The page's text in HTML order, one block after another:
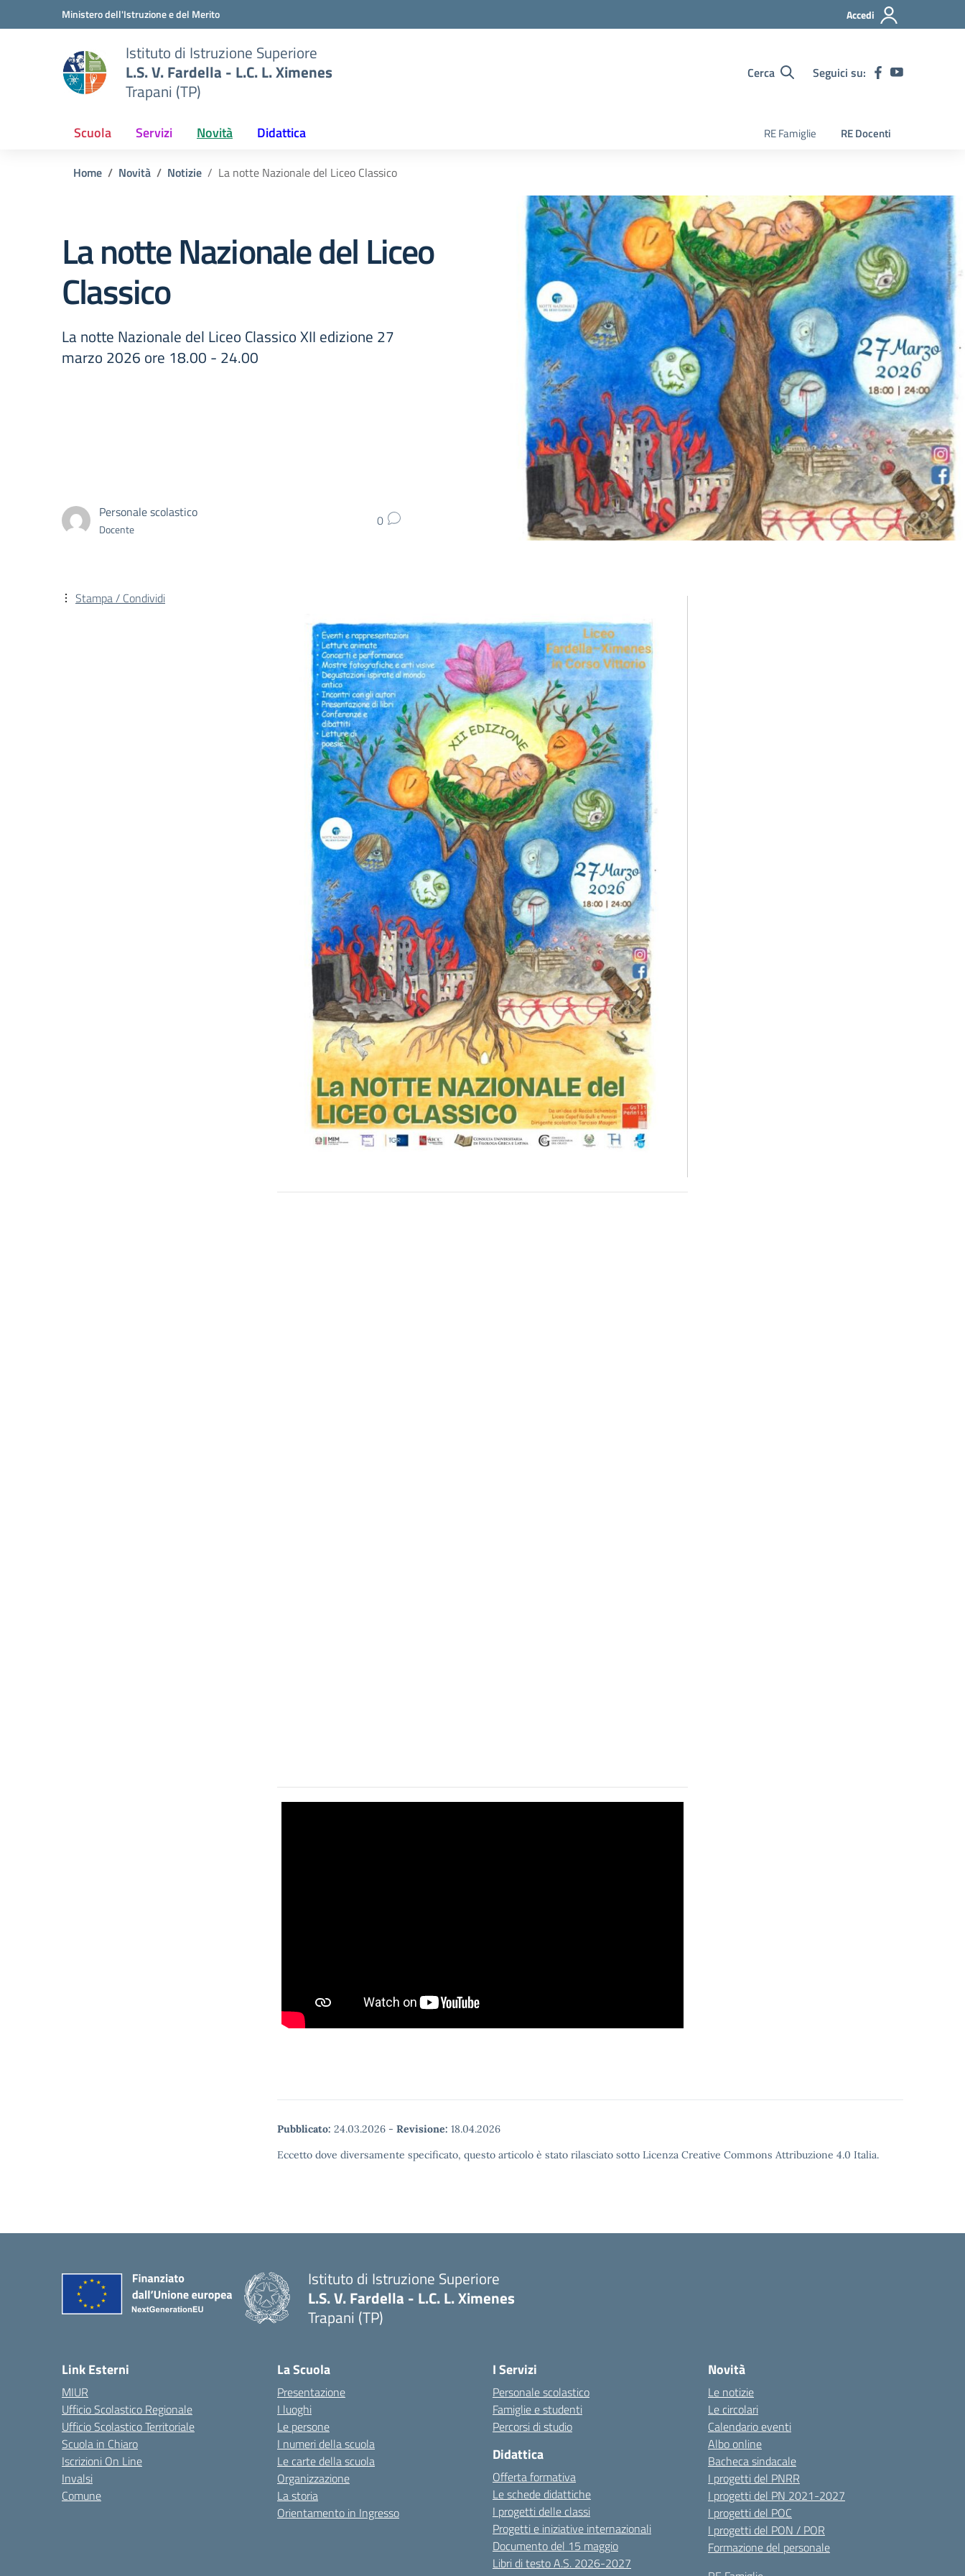
Vai ai contenuti
Vai al menu di navigazioneMinistero dell'Istruzione e del Merito Accedi
Istituto di Istruzione Superiore
L.S. V. Fardella - L.C. L. Ximenes
Trapani (TP)
Cerca Seguici su:
Scuola Servizi Novità Didattica RE Famiglie RE Docenti
Home Novità Notizie La notte Nazionale del Liceo Classico
La notte Nazionale del Liceo
Classico
La notte Nazionale del Liceo Classico XII edizione 27
marzo 2026 ore 18.00 - 24.00
Personale scolastico
Docente 0
Pubblicato: 24.03.2026 - Revisione: 18.04.2026
Eccetto dove diversamente specificato, questo articolo è stato rilasciato sotto Licenza Creative Commons Attribuzione 4.0 Italia.
Stampa / Condividi
Istituto di Istruzione Superiore
L.S. V. Fardella - L.C. L. Ximenes
Trapani (TP)
Link Esterni
MIUR
Ufficio Scolastico Regionale
Ufficio Scolastico Territoriale
Scuola in Chiaro
Iscrizioni On Line
Invalsi
Comune
La Scuola
Presentazione
I luoghi
Le persone
I numeri della scuola
Le carte della scuola
Organizzazione
La storia
Orientamento in Ingresso
I Servizi
Personale scolastico
Famiglie e studenti
Percorsi di studio
Didattica
Offerta formativa
Le schede didattiche
I progetti delle classi
Progetti e iniziative internazionali
Documento del 15 maggio
Libri di testo A.S. 2026-2027
Novità
Le notizie
Le circolari
Calendario eventi
Albo online
Bacheca sindacale
I progetti del PNRR
I progetti del PN 2021-2027
I progetti del POC
I progetti del PON / POR
Formazione del personale